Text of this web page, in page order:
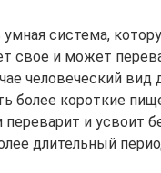
умная система,
свое и может
человеческий вид
более короткие
и усвоит
длительный